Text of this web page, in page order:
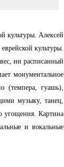
культуры. Алексей
культуры.
ни расписанный
монументальное
(темпера, гуашь),
музыку, танец,
угощения. Картина
и вокальные